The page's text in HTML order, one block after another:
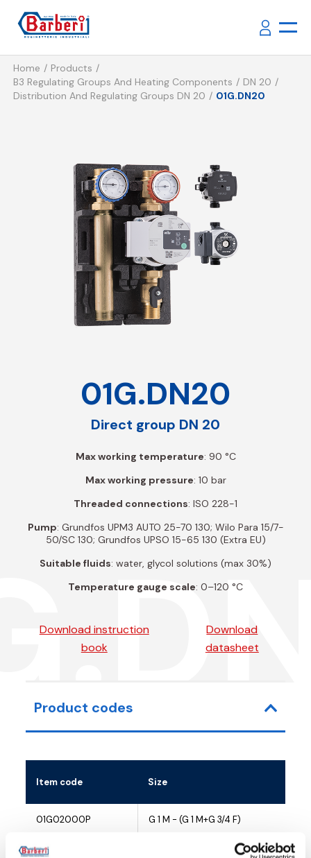
Home
Products
B3 Regulating Groups And Heating Components
DN 20
Distribution And Regulating Groups DN 20
01G.DN20
01G.DN20
Direct group DN 20
Max working temperature: 90 °C
Max working pressure: 10 bar
Threaded connections: ISO 228-1
Pump: Grundfos UPM3 AUTO 25-70 130; Wilo Para 15/7-
50/SC 130; Grundfos UPSO 15-65 130 (Extra EU)
Suitable fluids: water, glycol solutions (max 30%)
Temperature gauge scale: 0–120 °C
Download instruction
book
Download
datasheet
Product codes
Item code Size
01G02000P G 1 M - (G 1 M+G 3/4 F)
01G02000L G 1 M - (G 1 M+G 3/4 F)